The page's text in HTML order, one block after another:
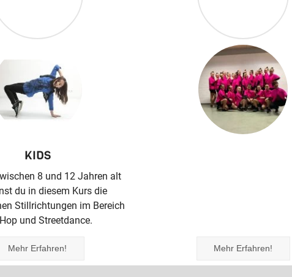
KIDS
8 und 12 Jahren alt
du in diesem Kurs die
Stillrichtungen im Bereich
und Streetdance.
Mehr Erfahren! Mehr Erfahren!